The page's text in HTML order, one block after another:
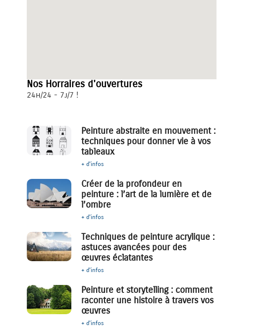
Nos Horraires d'ouvertures
24h/24 - 7j/7 !
Peinture abstraite en mouvement :
techniques pour donner vie à vos
tableaux
+ d'infos
Créer de la profondeur en
peinture : l’art de la lumière et de
l’ombre
+ d'infos
Techniques de peinture acrylique :
astuces avancées pour des
œuvres éclatantes
+ d'infos
Peinture et storytelling : comment
raconter une histoire à travers vos
œuvres
+ d'infos